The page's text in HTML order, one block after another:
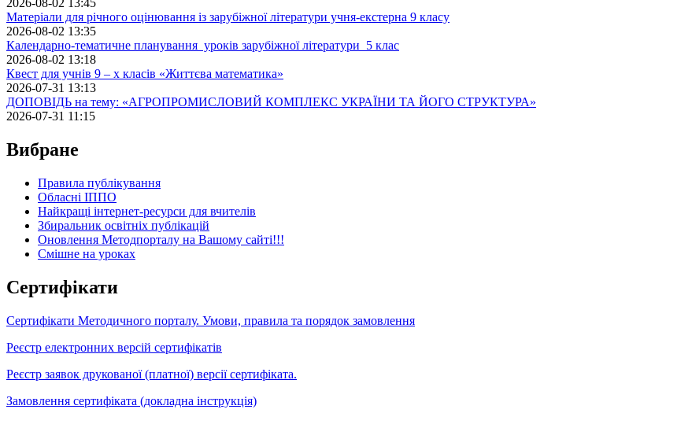
2026-08-02 13:45
Матеріали для річного оцінювання із зарубіжної літератури учня-екстерна 9 класу
2026-08-02 13:35
Календарно-тематичне планування уроків зарубіжної літератури 5 клас
2026-08-02 13:18
Квест для учнів 9 – х класів «Життєва математика»
2026-07-31 13:13
ДОПОВІДЬ на тему: «АГРОПРОМИСЛОВИЙ КОМПЛЕКС УКРАЇНИ ТА ЙОГО СТРУКТУРА»
2026-07-31 11:15
Вибране
Правила публікування
Обласні ІППО
Найкращі інтернет-ресурси для вчителів
Збиральник освітніх публікацій
Оновлення Методпорталу на Вашому сайті!!!
Cмішне на уроках
Сертифікати
Сертифікати Методичного порталу. Умови, правила та порядок замовлення
Реєстр електронних версій сертифікатів
Реєстр заявок друкованої (платної) версії сертифіката.
Замовлення сертифіката (докладна інструкція)